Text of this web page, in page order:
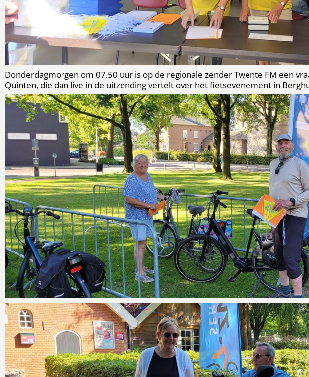
Donderdagmorgen om 07.50 uur is op de regionale zender Twente FM een
Quinten, die dan live in de uitzending vertelt over het fietsevenement in